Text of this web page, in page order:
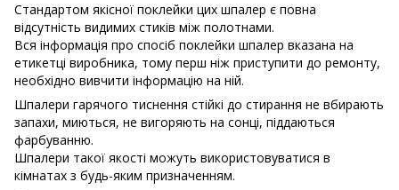
Стандартом якісної поклейки цих шпалер є повна
відсутність видимих ​​стиків між полотнами.
Вся інформація про спосіб поклейки шпалер вказана на
етикетці виробника, тому перш ніж приступити до ремонту,
необхідно вивчити інформацію на ній.
Шпалери гарячого тиснення стійкі до стирання не вбирають
запахи, миються, не вигоряють на сонці, піддаються
фарбуванню.
Шпалери такої якості можуть використовуватися в
кімнатах з будь-яким призначенням.